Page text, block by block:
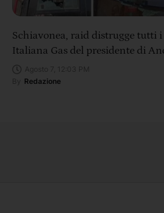
Schiavonea, raid distrugge tutti i
Italiana Gas del presidente di
Redazione